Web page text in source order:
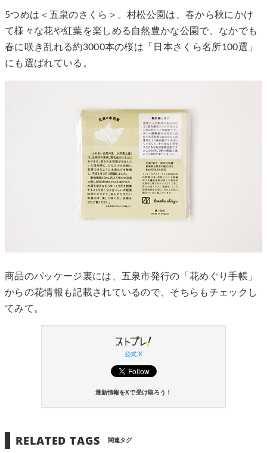
5つめは＜五泉のさくら＞。村松公園は、春から秋にかけ
て様々な花や紅葉を楽しめる自然豊かな公園で、なかでも
春に咲き乱れる約3000本の桜は「日本さくら名所100選」
にも選ばれている。
商品のパッケージ裏には、五泉市発行の「花めぐり手帳」
からの花情報も記載されているので、そちらもチェックし
てみて。
公式 X
最新情報をXで受け取ろう！
RELATED TAGS 関連タグ